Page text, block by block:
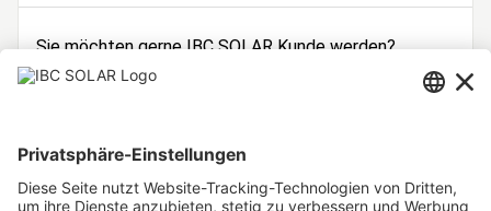
Sie möchten gerne IBC SOLAR Kunde werden?
Dann registrieren Sie sich jetzt!
Unsere weiteren Angebote